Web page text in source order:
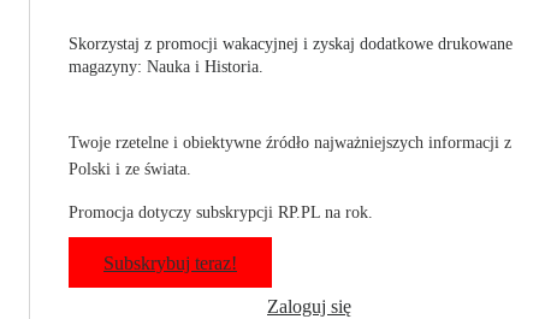
Skorzystaj z promocji wakacyjnej i zyskaj dodatkowe drukowane
magazyny: Nauka i Historia.
Twoje rzetelne i obiektywne źródło najważniejszych informacji z
Polski i ze świata.
Promocja dotyczy subskrypcji RP.PL na rok.
Subskrybuj teraz!
Zaloguj się